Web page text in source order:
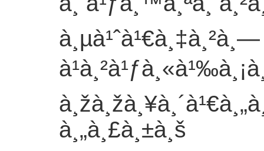
à¸µà¹ˆà¹€à¸‡à¸²à¸—
à¸„à¸£à¸±à¸š